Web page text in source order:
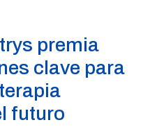
premia
clave para
futuro